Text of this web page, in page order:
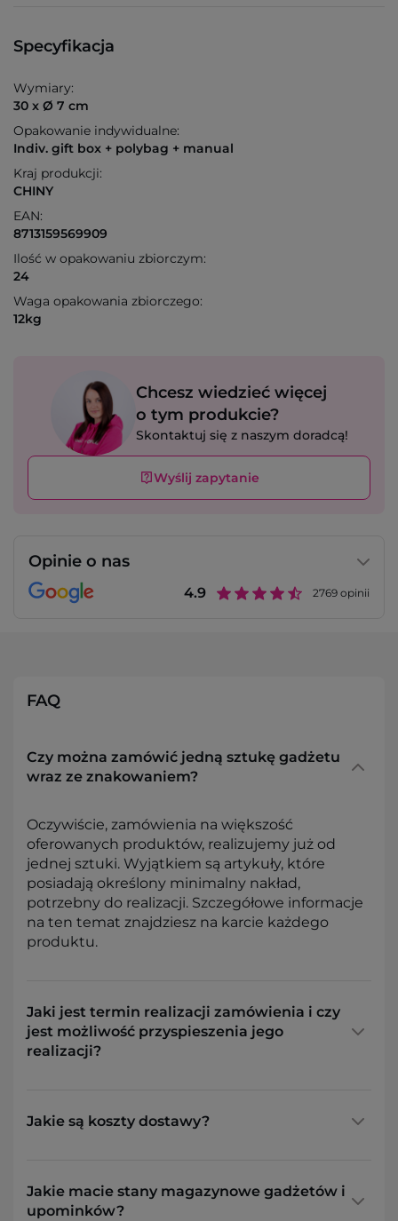
Specyfikacja
Wymiary:
30 x Ø 7 cm
Opakowanie indywidualne:
Indiv. gift box + polybag + manual
Kraj produkcji:
CHINY
EAN:
8713159569909
Ilość w opakowaniu zbiorczym:
24
Waga opakowania zbiorczego:
12kg
Chcesz wiedzieć więcej
o tym produkcie?
Skontaktuj się z naszym doradcą!
Wyślij zapytanie
Opinie o nas
4.9 2769 opinii
FAQ
Czy można zamówić jedną sztukę gadżetu
wraz ze znakowaniem?
Oczywiście, zamówienia na większość
oferowanych produktów, realizujemy już od
jednej sztuki. Wyjątkiem są artykuły, które
posiadają określony minimalny nakład,
potrzebny do realizacji. Szczegółowe informacje
na ten temat znajdziesz na karcie każdego
produktu.
Jaki jest termin realizacji zamówienia i czy
jest możliwość przyspieszenia jego
realizacji?
Jakie są koszty dostawy?
Jakie macie stany magazynowe gadżetów i
upominków?